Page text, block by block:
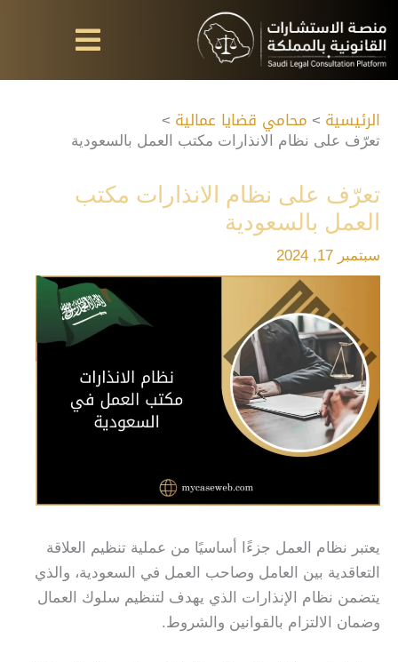
إلى
المحتوى
الرئيسية محامي قضايا عمالية
تعرّف على نظام الانذارات مكتب العمل بالسعودية
تعرّف على نظام الانذارات مكتب
العمل بالسعودية
سبتمبر 17, 2024
يعتبر نظام العمل جزءًا أساسيًا من عملية تنظيم العلاقة
التعاقدية بين العامل وصاحب العمل في السعودية، والذي
يتضمن نظام الإنذارات الذي يهدف لتنظيم سلوك العمال
وضمان الالتزام بالقوانين والشروط.